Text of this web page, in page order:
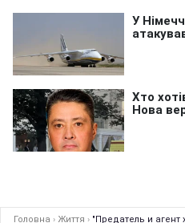
Головна › Життя › "Предатель и